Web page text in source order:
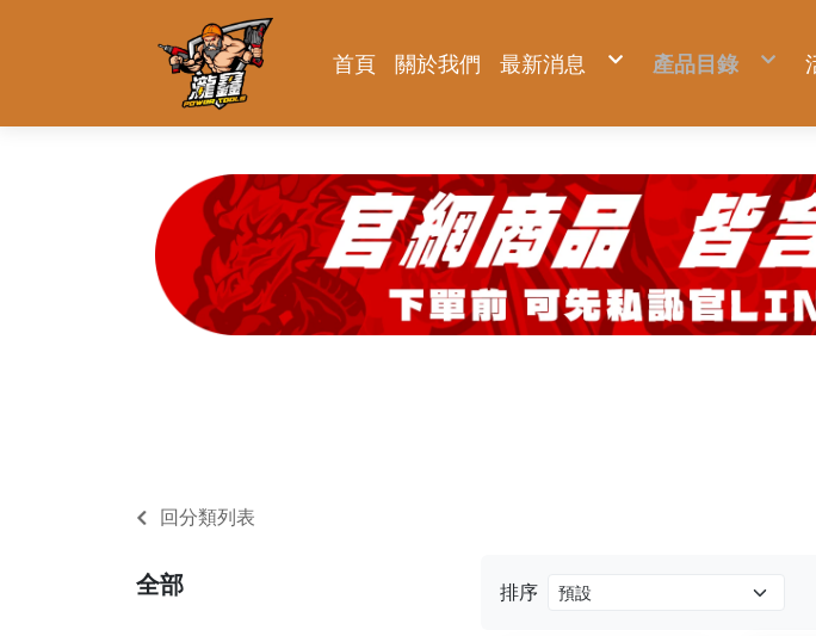
首頁 關於我們 最新消息
AC1154-側腰款背心
AC2094HB-上背款背心
AC2096-側腰款短袖
AC2096HB-上背款短袖
AC2111-上背款反光長袖(可拆)
AC2114-上背款反光背心
AC2121-下背款休閒長袖(可拆)
AC2124-下背款休閒背心
產品目錄
BURTLE 巴特雷
Venti 風神科技
HASEGAWA 長
IPS 五十嵐
WRAPGRADE
MIZUNO 美津
PATRONI 配多
UTOKU
GFOX
DEEN 迪恩工具
職人部品專區
GatorTape小鱷
回分類列表
排序
全部